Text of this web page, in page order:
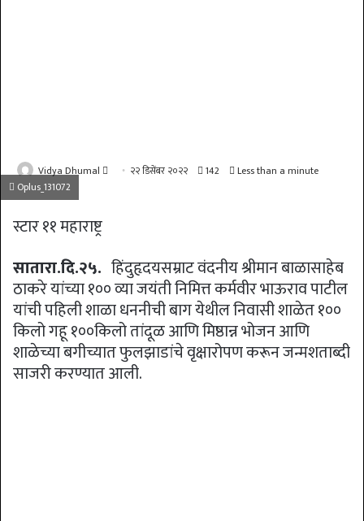
Vidya Dhumal
Send २२ डिसेंबर २०२२ 142 Less than a minute
Oplus_131072
स्टार ११ महाराष्ट्र
सातारा.दि.२५. हिंदुहृदयसम्राट वंदनीय श्रीमान बाळासाहेब
ठाकरे यांच्या १०० व्या जयंती निमित्त कर्मवीर भाऊराव पाटील
यांची पहिली शाळा धननीची बाग येथील निवासी शाळेत १००
किलो गहू १००किलो तांदूळ आणि मिष्ठान्न भोजन आणि
शाळेच्या बगीच्यात फुलझाडांचे वृक्षारोपण करून जन्मशताब्दी
साजरी करण्यात आली.